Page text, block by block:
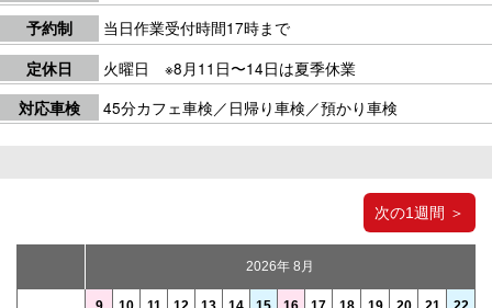
予約制 当日作業受付時間17時まで
定休日 火曜日 ※8月11日〜14日は夏季休業
対応車検 45分カフェ車検／日帰り車検／預かり車検